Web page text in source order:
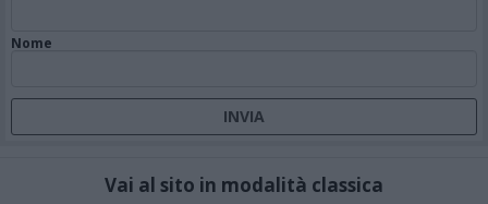
Nome
Vai al sito in modalità classica